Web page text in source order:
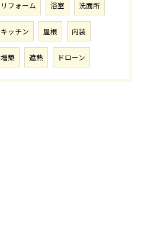
リフォーム 浴室 洗面所
キッチン 屋根 内装
増築 遮熱 ドローン